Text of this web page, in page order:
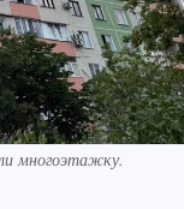
многоэтажку.